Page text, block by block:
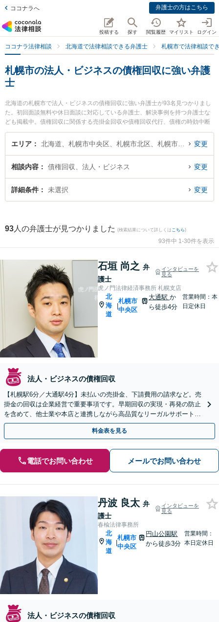
ココナラへ 弁護士の方はこちら
投稿する 探す 閲覧履歴 マイリスト ログイン
ココナラ法律相談 北海道で法律相談できる弁護士 札幌市で法律相談で
札幌市の法人・ビジネスの債権回収に強い弁護
士
北海道の札幌市で法人・ビジネスの債権回収に強い弁護士が93名見つかりまし
た。初回面談無料や休日面談に対応している弁護士、解決事例を持つ弁護士な
ども掲載中。債権回収に関係する売掛金回収や債権回収代行、債権の時効中断
等の細かな分野での絞り込み検索もでき便利です。特に虎ノ門法律経済事務所
札幌支店の石垣 尚之弁護士や春楡法律事務所の丹波 良太弁護士、相澤・小西法
トラブルを今すぐに弁護士に相談したい』『法人・ビジネスの債権回収のトラ
ブル解決の実績豊富な近くの弁護士を検索したい』『初回相談無料で法人・ビ
ジネスの債権回収を法律相談できる札幌市内の弁護士に相談予約したい』など
エリア 変更
相談内容 債権回収、法人・ビジネス 変更
詳細条件 未選択 変更
93 人の弁護士が見つかりました (検索結果について詳しくは こちら)
93件中 1-30件を表示
石垣 尚之 弁
護士
インタビューを
見る
虎ノ門法律経済事務所 札幌支店
北
海
道
|
札幌市
中央区
大通駅 か
ら徒歩4分
営業時間：本
日定休日
法人・ビジネスの債権回収
【札幌駅6分／大通駅4分】未払いの売掛金、下請費用の請求など。売
掛金の回収は企業経営で重要事項です。早期回収の実現・再発の防止
を含めて、他士業や本店と連携しながら高品質なリーガルサポートが
できるよう尽力します【初回相談無料】【休日面談可】
料金表を見る
電話でお問い合わせ メールでお問い合わせ
丹波 良太 弁
護士
インタビューを
見る
春楡法律事務所
北
海
道
|
札幌市
中央区
円山公園駅
から徒歩3分
営業時間：
本日定休日
法人・ビジネスの債権回収